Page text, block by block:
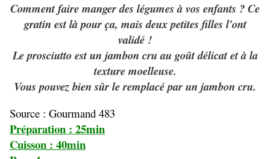
Comment faire manger des légumes à vos enfants ? Ce
gratin est là pour ça, mais deux petites filles l'ont
validé !
Le prosciutto est un jambon cru au goût délicat et à la
texture moelleuse.
Vous pouvez bien sûr le remplacé par un jambon cru.
Source : Gourmand 483
Préparation : 25min
Cuisson : 40min